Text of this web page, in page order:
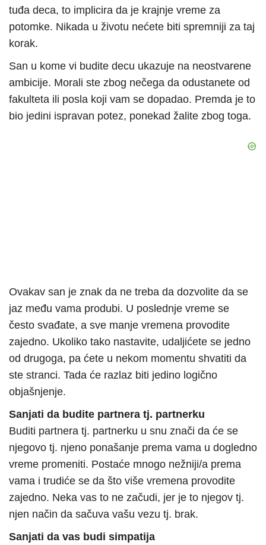
tuđa deca, to implicira da je krajnje vreme za
potomke. Nikada u životu nećete biti spremniji za taj
korak.
San u kome vi budite decu ukazuje na neostvarene
ambicije. Morali ste zbog nečega da odustanete od
fakulteta ili posla koji vam se dopadao. Premda je to
bio jedini ispravan potez, ponekad žalite zbog toga.
Ovakav san je znak da ne treba da dozvolite da se
jaz među vama produbi. U poslednje vreme se
često svađate, a sve manje vremena provodite
zajedno. Ukoliko tako nastavite, udaljićete se jedno
od drugoga, pa ćete u nekom momentu shvatiti da
ste stranci. Tada će razlaz biti jedino logično
objašnjenje.
Sanjati da budite partnera tj. partnerku
Buditi partnera tj. partnerku u snu znači da će se
njegovo tj. njeno ponašanje prema vama u dogledno
vreme promeniti. Postaće mnogo nežniji/a prema
vama i trudiće se da što više vremena provodite
zajedno. Neka vas to ne začudi, jer je to njegov tj.
njen način da sačuva vašu vezu tj. brak.
Sanjati da vas budi simpatija